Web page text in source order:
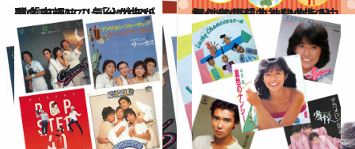
2021.6.22
脳内BGMに！「火サス」に「古畑」… 気分があがる名ドラマのテーマ曲15選
カルチャー 2021.5.18
気付けば「みんなのうた」60周年！ 1500曲の中から名曲珍曲神秘曲を発掘
カルチャー